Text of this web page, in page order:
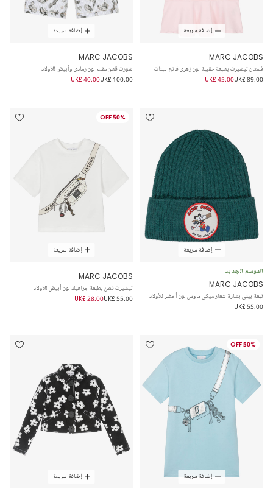
إضافة سريعة
MARC JACOBS
فستان تيشيرت بطبعة حقيبة لون زهري فاتح للبنات
UK£ 89.00
UK£ 45.00
إضافة سريعة
MARC JACOBS
شورت قطن مقلم لون رمادي وأبيض للأولاد
UK£ 100.00
UK£ 40.00
إضافة سريعة
الموسم الجديد
MARC JACOBS
قبعة بيني بشارة شعار ميكي ماوس لون أخضر للأولاد
UK£ 55.00
50% OFF
إضافة سريعة
MARC JACOBS
تيشيرت قطن بطبعة جرافيك لون أبيض للأولاد
UK£ 55.00
UK£ 28.00
50% OFF
إضافة سريعة إضافة سريعة